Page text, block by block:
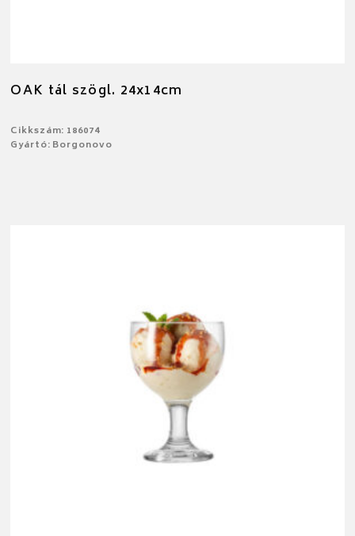
OAK tál szögl. 24x14cm
Cikkszám: 186074
Gyártó: Borgonovo